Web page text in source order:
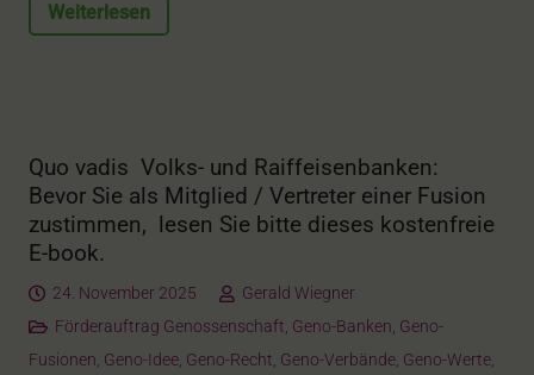
Weiterlesen
Quo vadis Volks- und Raiffeisenbanken:
Bevor Sie als Mitglied / Vertreter einer Fusion
zustimmen, lesen Sie bitte dieses kostenfreie
E-book.
24. November 2025
Gerald Wiegner
Förderauftrag Genossenschaft, Geno-Banken, Geno-
Fusionen, Geno-Idee, Geno-Recht, Geno-Verbände, Geno-Werte,